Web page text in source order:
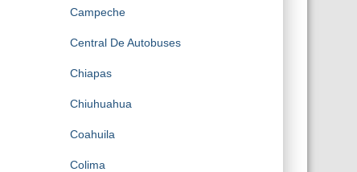
Campeche
Central De Autobuses
Chiapas
Chiuhuahua
Coahuila
Colima